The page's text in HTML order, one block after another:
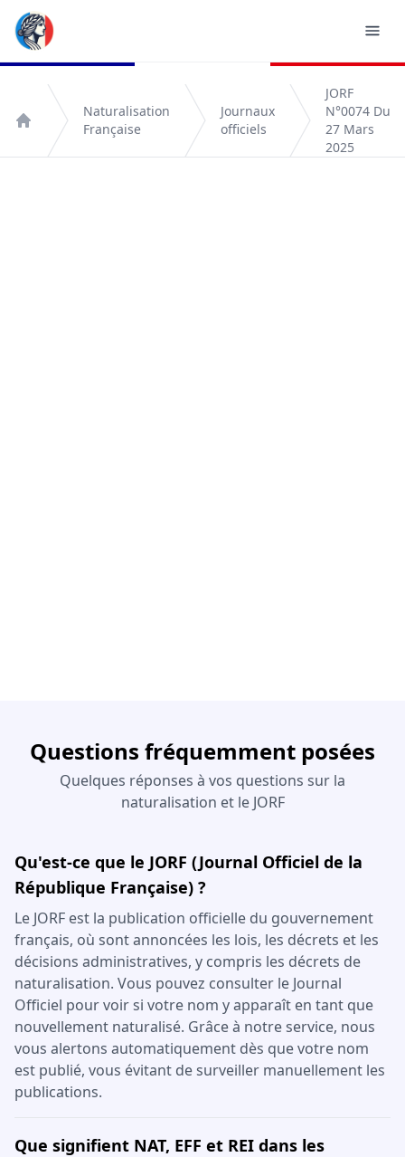
Accueil
Naturalisation
Française
Journaux
officiels
JORF
N°0074 Du
27 Mars
2025
Questions fréquemment posées
Quelques réponses à vos questions sur la
naturalisation et le JORF
Qu'est-ce que le JORF (Journal Officiel de la
République Française) ?
Le JORF est la publication officielle du gouvernement
français, où sont annoncées les lois, les décrets et les
décisions administratives, y compris les décrets de
naturalisation. Vous pouvez consulter le Journal
Officiel pour voir si votre nom y apparaît en tant que
nouvellement naturalisé. Grâce à notre service, nous
vous alertons automatiquement dès que votre nom
est publié, vous évitant de surveiller manuellement les
publications.
Que signifient NAT, EFF et REI dans les